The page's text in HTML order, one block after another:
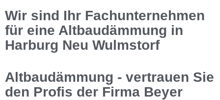
Wir sind Ihr Fachunternehmen
für eine Altbaudämmung in
Harburg Neu Wulmstorf
Altbaudämmung - vertrauen Sie
den Profis der Firma Beyer